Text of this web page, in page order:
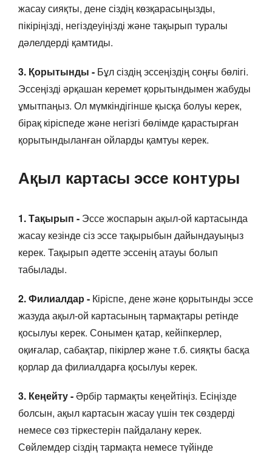
жасау сияқты, дене сіздің көзқарасыңызды,
пікіріңізді, негіздеуіңізді және тақырып туралы
дәлелдерді қамтиды.
3. Қорытынды - Бұл сіздің эссеңіздің соңғы бөлігі.
Эссеңізді әрқашан керемет қорытындымен жабуды
ұмытпаңыз. Ол мүмкіндігінше қысқа болуы керек,
бірақ кіріспеде және негізгі бөлімде қарастырған
қорытындыланған ойларды қамтуы керек.
Ақыл картасы эссе контуры
1. Тақырып - Эссе жоспарын ақыл-ой картасында
жасау кезінде сіз эссе тақырыбын дайындауыңыз
керек. Тақырып әдетте эссенің атауы болып
табылады.
2. Филиалдар - Кіріспе, дене және қорытынды эссе
жазуда ақыл-ой картасының тармақтары ретінде
қосылуы керек. Сонымен қатар, кейіпкерлер,
оқиғалар, сабақтар, пікірлер және т.б. сияқты басқа
қорлар да филиалдарға қосылуы керек.
3. Кеңейту -Әрбір тармақты кеңейтіңіз. Есіңізде
болсын, ақыл картасын жасау үшін тек сөздерді
немесе сөз тіркестерін пайдалану керек.
Сөйлемдер сіздің тармақта немесе түйінде